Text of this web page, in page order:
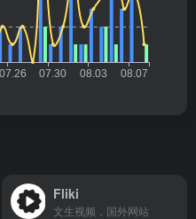
Fliki
文生视频，国外网站